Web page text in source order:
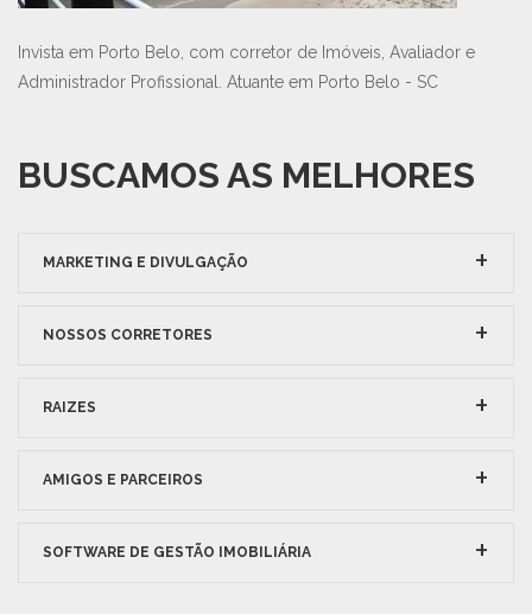
Invista em Porto Belo, com corretor de Imóveis, Avaliador e
Administrador Profissional. Atuante em Porto Belo - SC
BUSCAMOS AS MELHORES
MARKETING E DIVULGAÇÃO
NOSSOS CORRETORES
RAIZES
AMIGOS E PARCEIROS
SOFTWARE DE GESTÃO IMOBILIÁRIA